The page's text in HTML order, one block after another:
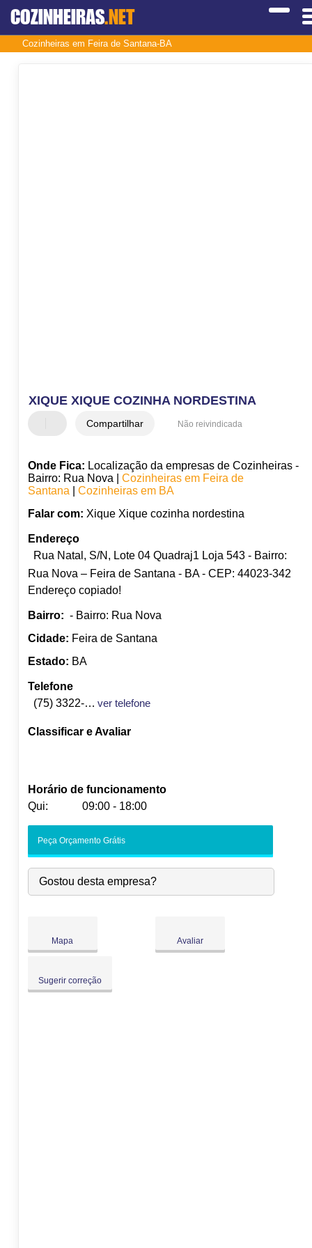
COZINHEIRAS.NET
Cozinheiras em Feira de Santana-BA
XIQUE XIQUE COZINHA NORDESTINA
Compartilhar Não reivindicada
Onde Fica: Localização da empresas de Cozinheiras -
Bairro: Rua Nova | Cozinheiras em Feira de
Santana| Cozinheiras em BA
Falar com: Xique Xique cozinha nordestina
Endereço
Rua Natal, S/N, Lote 04 Quadraj1 Loja 543 - Bairro:
Rua Nova – Feira de Santana - BA - CEP: 44023-342
Endereço copiado!
Bairro: - Bairro: Rua Nova
Cidade: Feira de Santana
Estado: BA
Telefone
(75) 3322-8252
ver telefone
Classificar e Avaliar
Horário de funcionamento
Qui:
09:00 - 18:00
-
Qua:
09:00-18:00
Qui:
09:00-18:00
Peça Orçamento Grátis
Gostou desta empresa?
Mapa Avaliar
Sugerir correção